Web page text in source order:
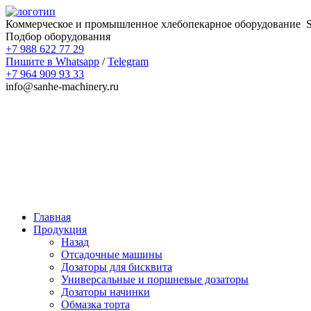
Коммерческое и промышленное хлебопекарное оборудование
Подбор оборудования
+7 988 622 77 29
Пишите в Whatsapp /Telegram
+7 964 909 93 33
info@sanhe-machinery.ru
Главная
Продукция
Назад
Отсадочные машины
Дозаторы для бисквита
Универсальные и поршневые дозаторы
Дозаторы начинки
Обмазка торта